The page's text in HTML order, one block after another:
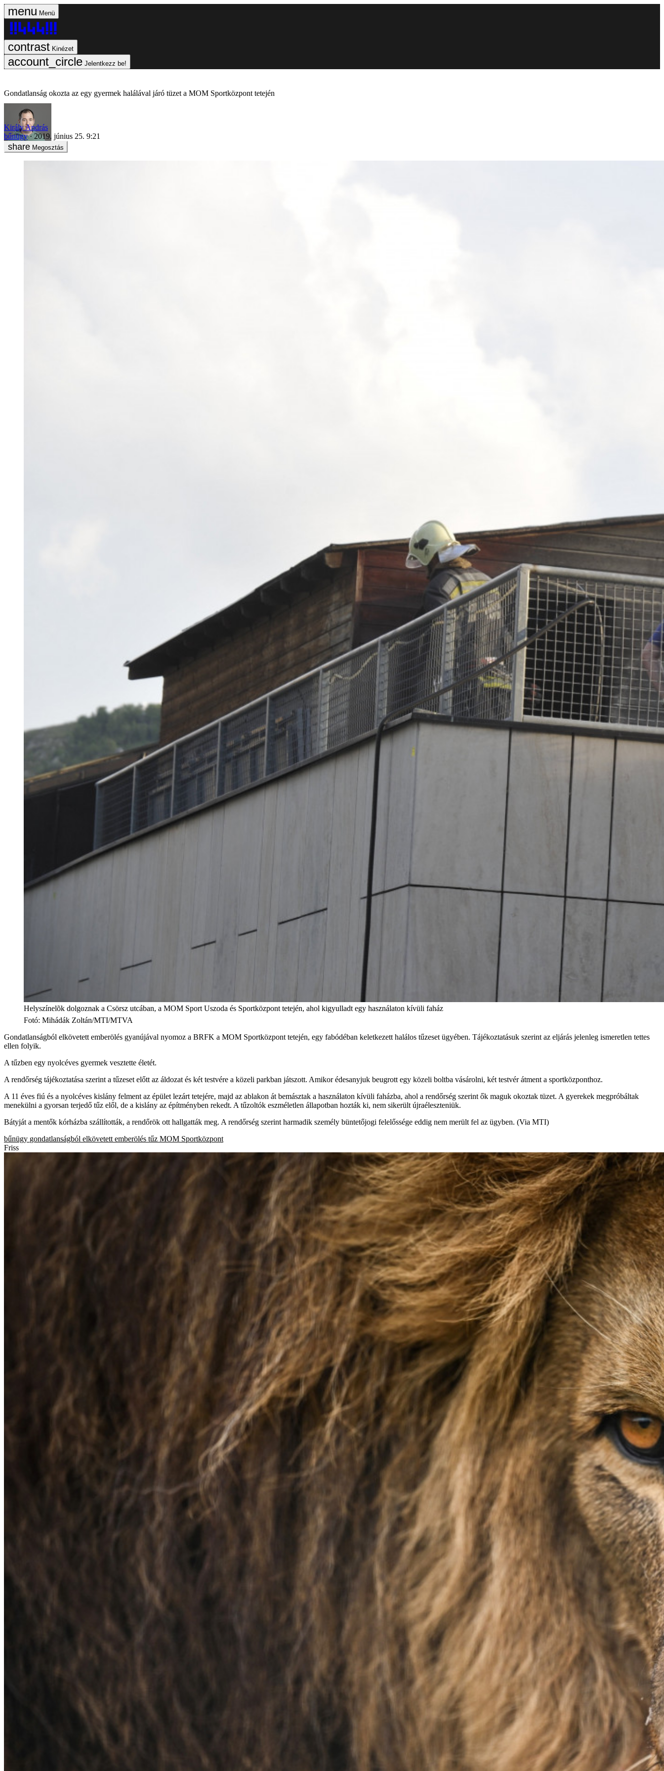
Menü
Kinézet
Jelentkezz be!
Gondatlanság okozta az egy gyermek halálával járó tüzet a MOM Sportközpont tetején
Király András
bűnügy
2019. június 25. 9:21
Megosztás
Helyszínelõk dolgoznak a Csörsz utcában, a MOM Sport Uszoda és Sportközpont tetején, ahol kigyulladt egy használaton kívüli faház
Fotó: Mihádák Zoltán/MTI/MTVA
Gondatlanságból elkövetett emberölés gyanújával nyomoz a BRFK a MOM Sportközpont tetején, egy fabódéban keletkezett halálos tűzeset ügyében. Tájékoztatásuk szerint az eljárás jelenleg ismeretlen tettes
ellen folyik.
A tűzben egy nyolcéves gyermek vesztette életét.
A rendőrség tájékoztatása szerint a tűzeset előtt az áldozat és két testvére a közeli parkban játszott. Amikor édesanyjuk beugrott egy közeli boltba vásárolni, két testvér átment a sportközponthoz.
A 11 éves fiú és a nyolcéves kislány felment az épület lezárt tetejére, majd az ablakon át bemásztak a használaton kívüli faházba, ahol a rendőrség szerint ők maguk okoztak tüzet. A gyerekek megpróbáltak
menekülni a gyorsan terjedő tűz elől, de a kislány az építményben rekedt. A tűzoltók eszméletlen állapotban hozták ki, nem sikerült újraéleszteniük.
Bátyját a mentők kórházba szállították, a rendőrök ott hallgatták meg. A rendőrség szerint harmadik személy büntetőjogi felelőssége eddig nem merült fel az ügyben. (Via MTI)
bűnügy gondatlanságból elkövetett emberölés tűz MOM Sportközpont
Friss